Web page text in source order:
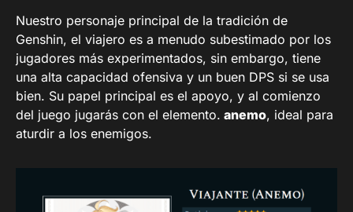
Nuestro personaje principal de la tradición de
Genshin, el viajero es a menudo subestimado por los
jugadores más experimentados, sin embargo, tiene
una alta capacidad ofensiva y un buen DPS si se usa
bien. Su papel principal es el apoyo, y al comienzo
del juego jugarás con el elemento. anemo, ideal para
aturdir a los enemigos.